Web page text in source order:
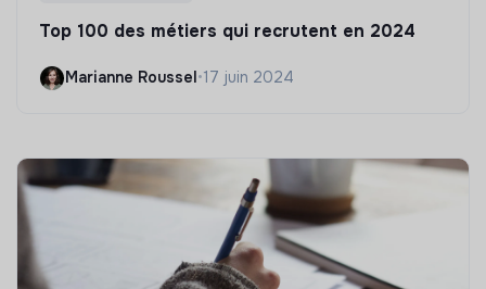
Top 100 des métiers qui recrutent en 2024
Marianne Roussel •17 juin 2024